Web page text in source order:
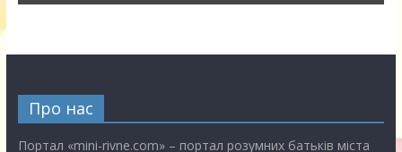
Про нас
Портал «mini-rivne.com» – портал розумних батьків міста